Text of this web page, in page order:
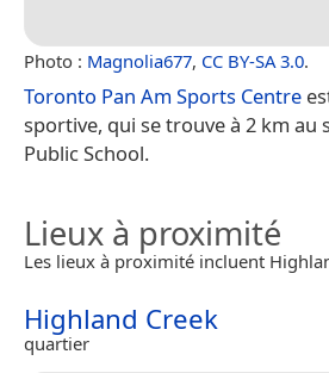
Photo : Magnolia677, CC BY-SA 3.0.
Toronto Pan Am Sports Centre
sportive, qui se trouve à 2 km au
Public School.
Lieux à proximité
Les lieux à proximité incluent
Highland Creek
quartier